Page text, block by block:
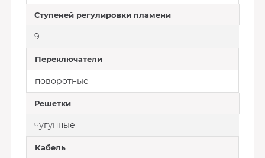
Ступеней регулировки пламени
9
Переключатели
поворотные
Решетки
чугунные
Кабель